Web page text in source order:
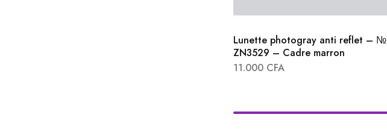
Lunette photogray anti reflet – №
ZN3529 – Cadre marron
11.000 CFA